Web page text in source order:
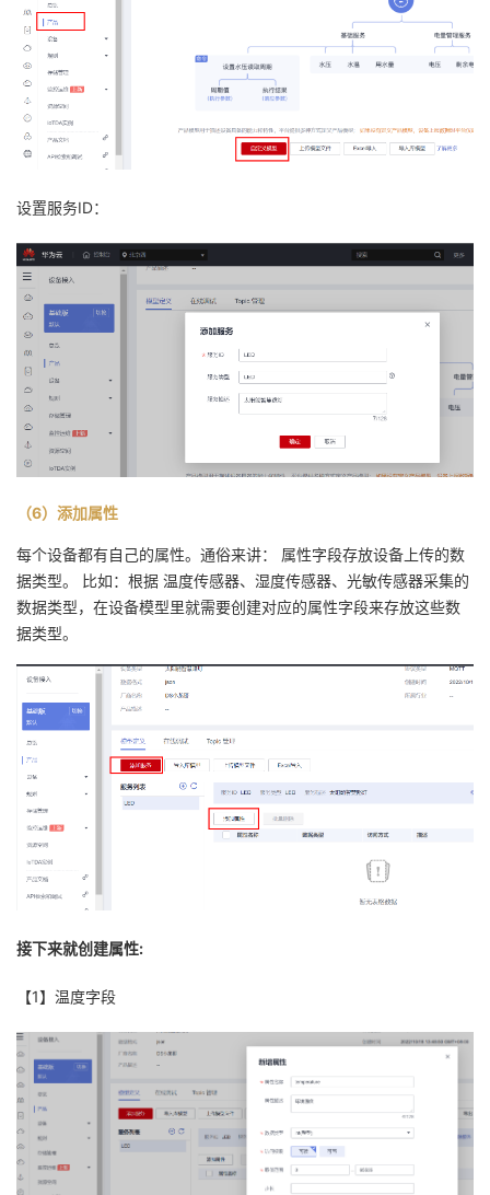
设置服务ID：
（6）添加属性
每个设备都有自己的属性。通俗来讲： 属性字段存放设备上传的数
据类型。 比如：根据 温度传感器、湿度传感器、光敏传感器采集的
数据类型，在设备模型里就需要创建对应的属性字段来存放这些数
据类型。
接下来就创建属性:
【1】温度字段